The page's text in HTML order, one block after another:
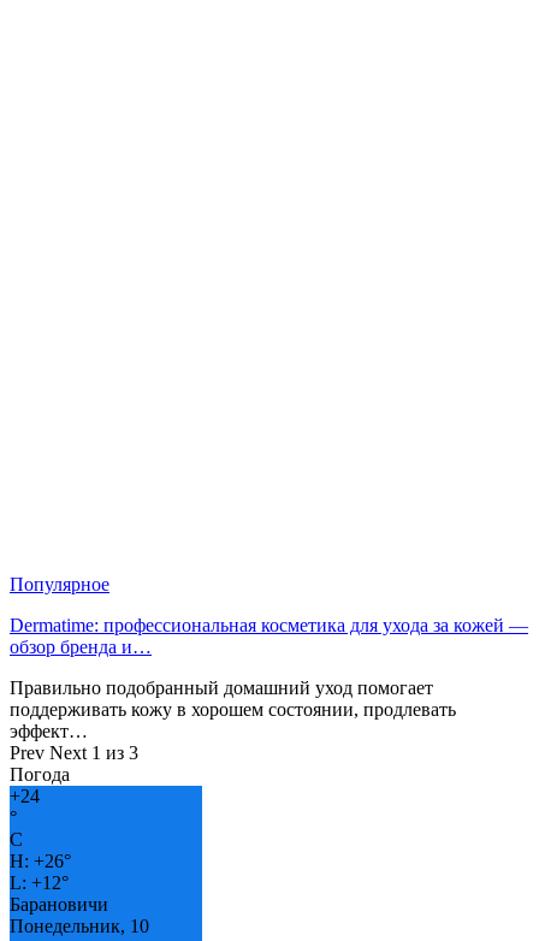
Популярное
Dermatime: профессиональная косметика для ухода за кожей —
обзор бренда и…
Правильно подобранный домашний уход помогает
поддерживать кожу в хорошем состоянии, продлевать
эффект…
Prev Next 1 из 3
Погода
+24
°
C
H: +26°
L: +12°
Барановичи
Понедельник, 10